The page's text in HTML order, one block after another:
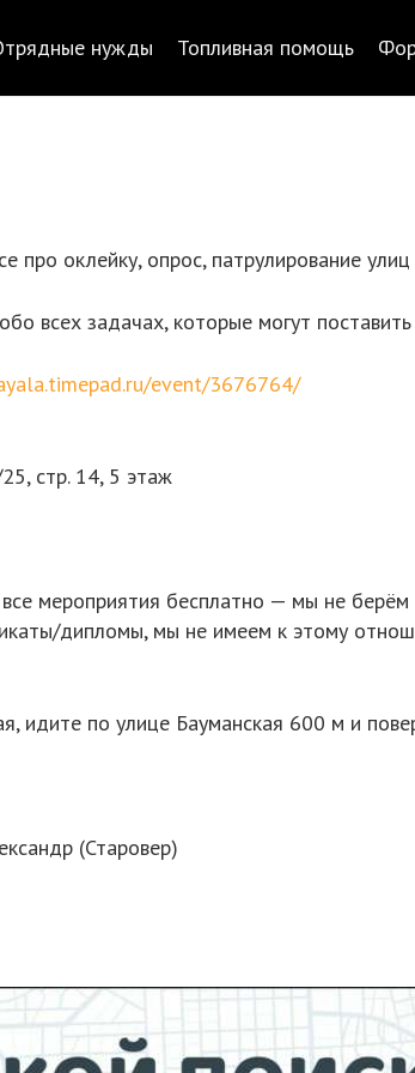
нужды Топливная помощь
про оклейку, опрос, патрулирование
всех задачах, которые могут
event/3676764/
стр. 14, 5 этаж
мероприятия бесплатно — мы не
дипломы, мы не имеем к этому
идите по улице Бауманская 600 м и
(Старовер)